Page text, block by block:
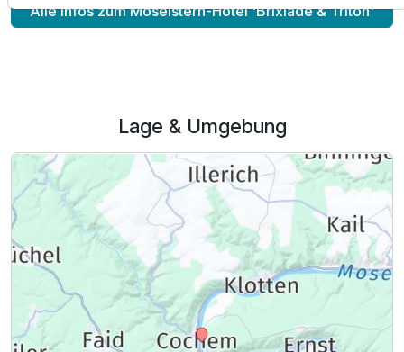
Für 3 Tage p.P. ab359,00 €
Doppelzimmer mit Balkon
2 Erwachsene
Alle Infos zum Moselstern-Hotel 'Brixiade & Triton'
Lage & Umgebung